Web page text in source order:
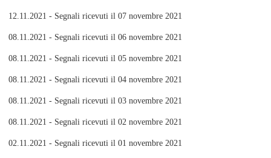
12.11.2021 - Segnali ricevuti il 07 novembre 2021
08.11.2021 - Segnali ricevuti il 06 novembre 2021
08.11.2021 - Segnali ricevuti il 05 novembre 2021
08.11.2021 - Segnali ricevuti il 04 novembre 2021
08.11.2021 - Segnali ricevuti il 03 novembre 2021
08.11.2021 - Segnali ricevuti il 02 novembre 2021
02.11.2021 - Segnali ricevuti il 01 novembre 2021